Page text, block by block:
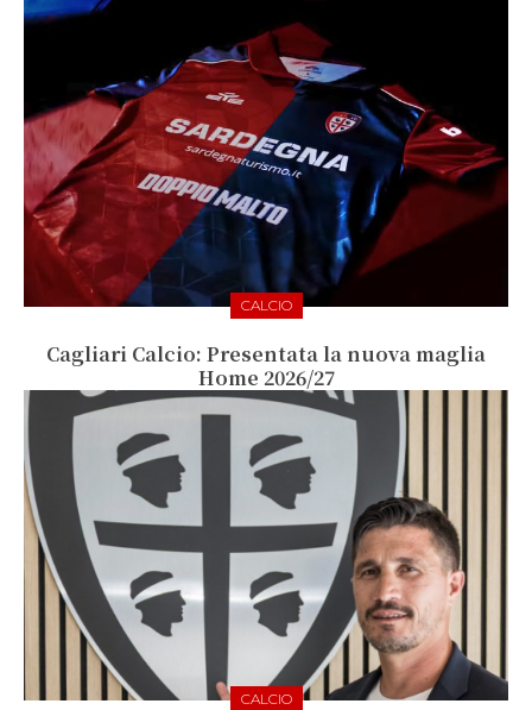
CALCIO
Cagliari Calcio: Presentata la nuova maglia
Home 2026/27
CALCIO